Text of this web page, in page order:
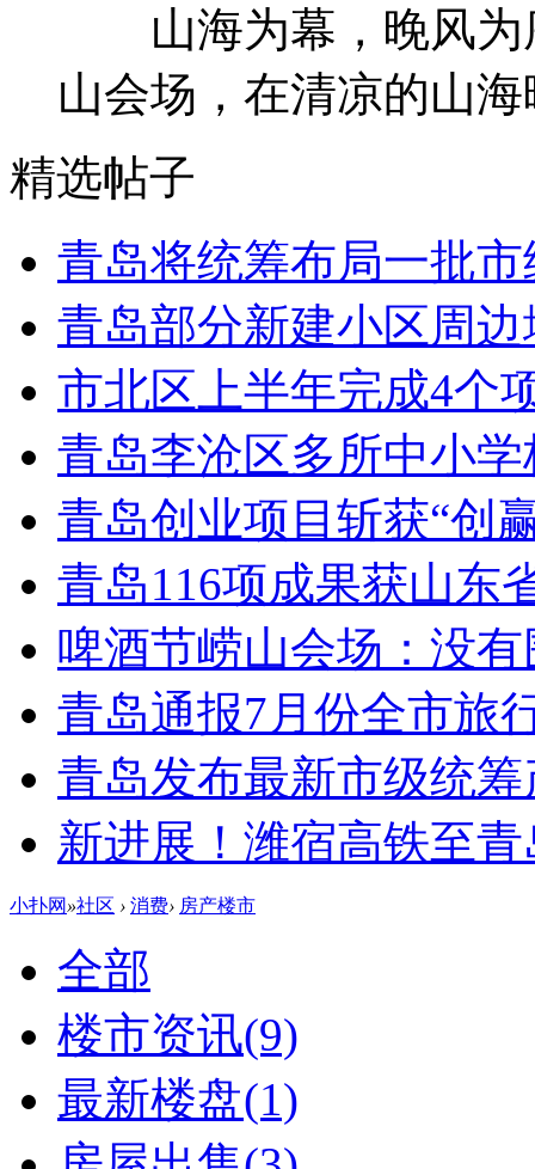
山海为幕，晚风为
山会场，在清凉的山
精选帖子
青岛将统筹布局一批市
青岛部分新建小区周
市北区上半年完成4个
青岛李沧区多所中小
青岛创业项目斩获“创
青岛116项成果获山东
啤酒节崂山会场：没有
青岛通报7月份全市旅
青岛发布最新市级统
新进展！潍宿高铁至
小扑网 »社区 › 消费› 房产楼市
全部
楼市资讯(9)
最新楼盘(1)